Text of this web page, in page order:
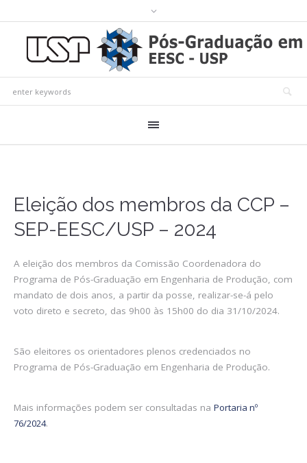
Eleição dos membros da CCP –
SEP-EESC/USP – 2024
A eleição dos membros da Comissão Coordenadora do
Programa de Pós-Graduação em Engenharia de Produção, com
mandato de dois anos, a partir da posse, realizar-se-á pelo
voto direto e secreto, das 9h00 às 15h00 do dia 31/10/2024.
São eleitores os orientadores plenos credenciados no
Programa de Pós-Graduação em Engenharia de Produção.
Mais informações podem ser consultadas na Portaria nº
76/2024.